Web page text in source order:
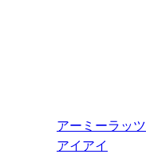
アーミーラッツ
アイアイ